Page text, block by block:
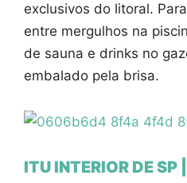
exclusivos do litoral.
entre mergulhos na
de sauna e drinks no
embalado pela brisa.
ITU INTERIOR DE SP